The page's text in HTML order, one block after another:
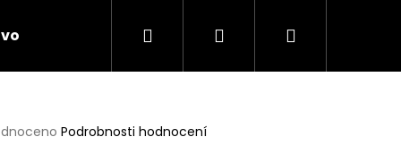
Chovatelské potřeby Novinky
Hledat PřihlášeníNákupní
Podrobnosti hodnocení